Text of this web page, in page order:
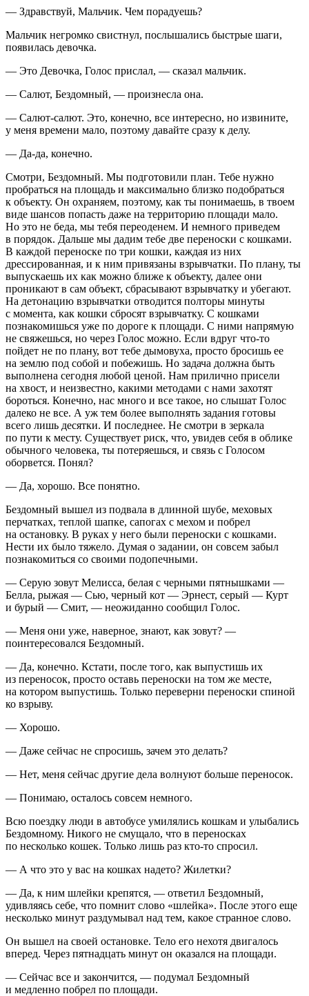
— Здравствуй, Мальчик. Чем порадуешь?
Мальчик негромко свистнул, послышались быстрые шаги,
появилась девочка.
— Это Девочка, Голос прислал, — сказал мальчик.
— Салют, Бездомный, — произнесла она.
— Салют-салют. Это, конечно, все интересно, но извините,
у меня времени мало, поэтому давайте сразу к делу.
— Да-да, конечно.
Смотри, Бездомный. Мы подготовили план. Тебе нужно
пробраться на площадь и максимально близко подобраться
к объекту. Он охраняем, поэтому, как ты понимаешь, в твоем
виде шансов попасть даже на территорию площади мало.
Но это не беда, мы тебя переоденем. И немного приведем
в порядок. Дальше мы дадим тебе две переноски с кошками.
В каждой переноске по три кошки, каждая из них
дрессированная, и к ним привязаны взрывчатки. По плану, ты
выпускаешь их как можно ближе к объекту, далее они
проникают в сам объект, сбрасывают взрывчатку и убегают.
На детонацию взрывчатки отводится полторы минуты
с момента, как кошки сбросят взрывчатку. С кошками
познакомишься уже по дороге к площади. С ними напрямую
не свяжешься, но через Голос можно. Если вдруг что-то
пойдет не по плану, вот тебе дымовуха, просто бросишь ее
на землю под собой и побежишь. Но задача должна быть
выполнена сегодня любой ценой. Нам прилично присели
на хвост, и неизвестно, какими методами с нами захотят
бороться. Конечно, нас много и все такое, но слышат Голос
далеко не все. А уж тем более выполнять задания готовы
всего лишь десятки. И последнее. Не смотри в зеркала
по пути к месту. Существует риск, что, увидев себя в облике
обычного человека, ты потеряешься, и связь с Голосом
оборвется. Понял?
— Да, хорошо. Все понятно.
Бездомный вышел из подвала в длинной шубе, меховых
перчатках, теплой шапке, сапогах с мехом и побрел
на остановку. В руках у него были переноски с кошками.
Нести их было тяжело. Думая о задании, он совсем забыл
познакомиться со своими подопечными.
— Серую зовут Мелисса, белая с черными пятнышками —
Белла, рыжая — Сью, черный кот — Эрнест, серый — Курт
и бурый — Смит, — неожиданно сообщил Голос.
— Меня они уже, наверное, знают, как зовут? —
поинтересовался Бездомный.
— Да, конечно. Кстати, после того, как выпустишь их
из переносок, просто оставь переноски на том же месте,
на котором выпустишь. Только переверни переноски спиной
ко взрыву.
— Хорошо.
— Даже сейчас не спросишь, зачем это делать?
— Нет, меня сейчас другие дела волнуют больше переносок.
— Понимаю, осталось совсем немного.
Всю поездку люди в автобусе умилялись кошкам и улыбались
Бездомному. Никого не смущало, что в переносках
по несколько кошек. Только лишь раз кто-то спросил.
— А что это у вас на кошках надето? Жилетки?
— Да, к ним шлейки крепятся, — ответил Бездомный,
удивляясь себе, что помнит слово «шлейка». После этого еще
несколько минут раздумывал над тем, какое странное слово.
Он вышел на своей остановке. Тело его нехотя двигалось
вперед. Через пятнадцать минут он оказался на площади.
— Сейчас все и закончится, — подумал Бездомный
и медленно побрел по площади.